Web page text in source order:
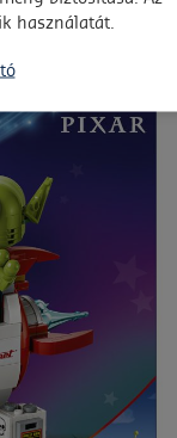
használatát.